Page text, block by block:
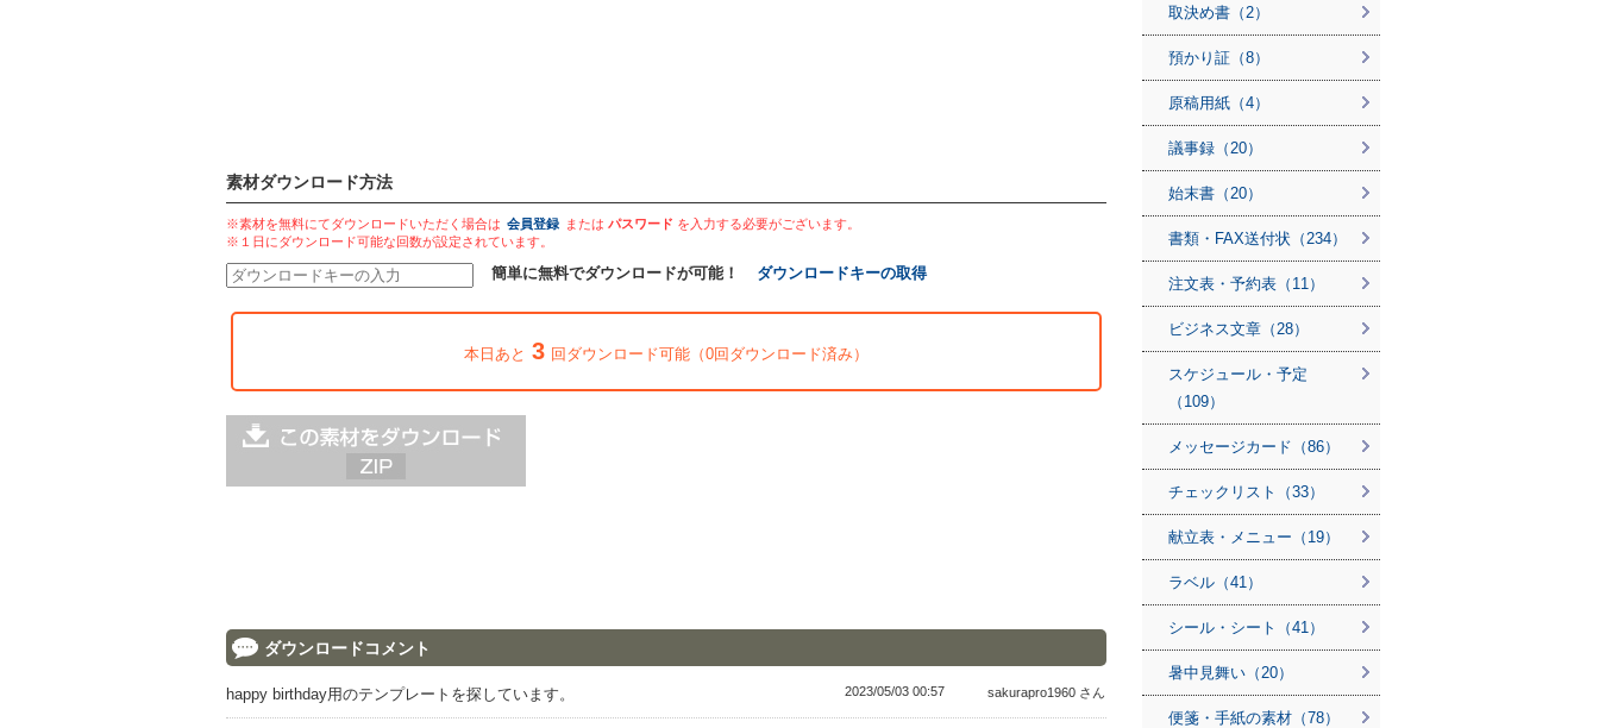
素材ダウンロード方法
※素材を無料にてダウンロードいただく場合は 会員登録 または パスワード を入力する必要がございます。
※１日にダウンロード可能な回数が設定されています。
簡単に無料でダウンロードが可能！ ダウンロードキーの取得
本日あと 3 回ダウンロード可能（0回ダウンロード済み）
ダウンロードコメント
happy birthday用のテンプレートを探しています。 2023/05/03 00:57 sakurapro1960 さん
取決め書（2）
預かり証（8）
原稿用紙（4）
議事録（20）
始末書（20）
書類・FAX送付状（234）
注文表・予約表（11）
ビジネス文章（28）
スケジュール・予定
（109）
メッセージカード（86）
チェックリスト（33）
献立表・メニュー（19）
ラベル（41）
シール・シート（41）
暑中見舞い（20）
便箋・手紙の素材（78）